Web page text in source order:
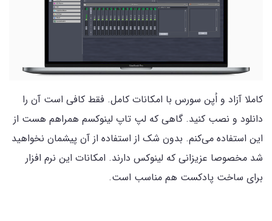
کاملا آزاد و اُپن سورس با امکانات کامل. فقط کافی است آن را
دانلود و نصب کنید. گاهی که لپ تاپ لینوکسم همراهم هست از
این استفاده می‌کنم. بدون شک از استفاده از آن پیشمان نخواهید
شد مخصوصا عزیزانی که لینوکس دارند. امکانات این نرم افزار
برای ساخت پادکست هم مناسب است.